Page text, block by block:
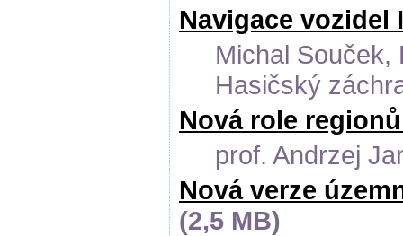
Navigace vozidel
Michal Souček,
Hasičský
Nová role
prof. Andrzej
Nová verze
(2,5 MB)